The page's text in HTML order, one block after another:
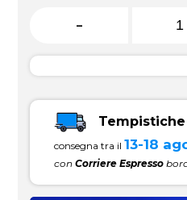
-
consegna tra il 13-18
conCorriere Espresso